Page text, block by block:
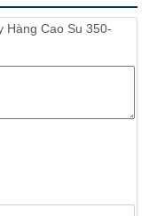
Hàng Cao Su 350-